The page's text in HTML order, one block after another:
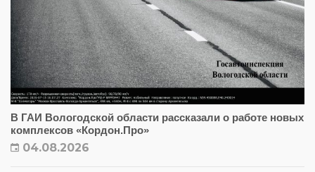
В ГАИ Вологодской области рассказали о работе новых
комплексов «Кордон.Про»
04.08.2026